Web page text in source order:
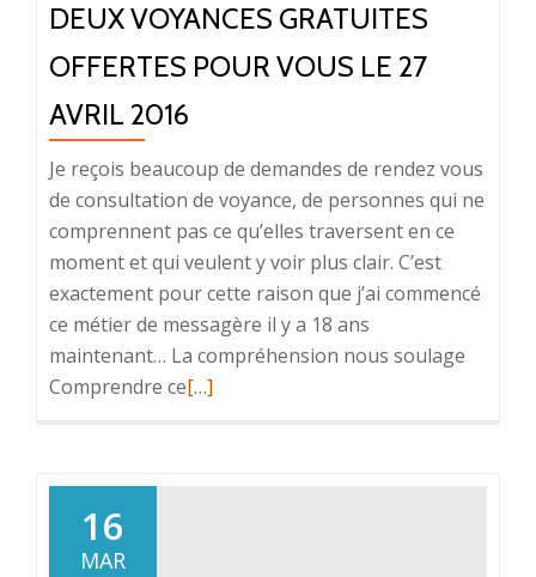
DEUX VOYANCES GRATUITES
OFFERTES POUR VOUS LE 27
AVRIL 2016
Je reçois beaucoup de demandes de rendez vous
de consultation de voyance, de personnes qui ne
comprennent pas ce qu’elles traversent en ce
moment et qui veulent y voir plus clair. C’est
exactement pour cette raison que j’ai commencé
ce métier de messagère il y a 18 ans
maintenant… La compréhension nous soulage
Comprendre ceEn
[…]
16
MAR